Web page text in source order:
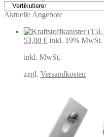
Aktuelle Angebote
Ursprünglicher
war:
53,00 €Aktueller
ist:
inkl. 19% MwSt.
inkl. MwSt.
zzgl. Versandkosten